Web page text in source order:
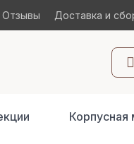
Отзывы Доставка и
Корпусная